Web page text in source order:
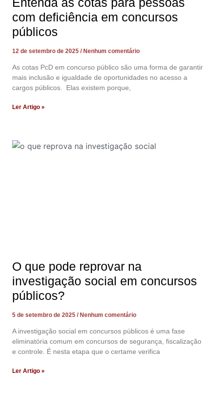
com deficiência em concursos
públicos
12 de setembro de 2025 Nenhum comentário
As cotas PcD em concurso público são uma forma de garantir
mais inclusão e igualdade de oportunidades no acesso a
cargos públicos. Elas existem porque,
Ler Artigo »
O que pode reprovar na
investigação social em concursos
públicos?
5 de setembro de 2025 Nenhum comentário
A investigação social em concursos públicos é uma fase
eliminatória comum em concursos de segurança, fiscalização
e controle. É nesta etapa que o certame verifica
Ler Artigo »